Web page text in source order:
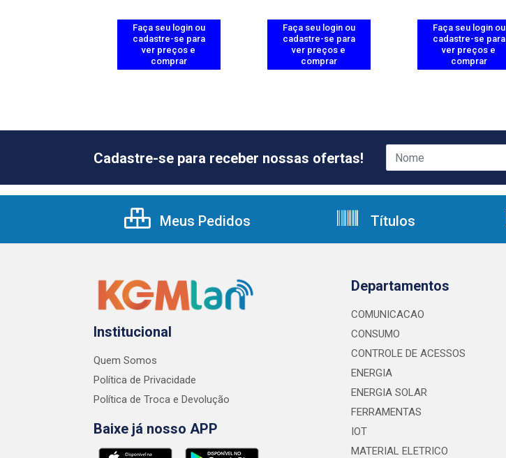
Faça seu login ou
cadastre-se para
ver preços e
comprar
Faça seu login ou
cadastre-se para
ver preços e
comprar
Faça seu login ou
cadastre-se para
ver preços e
comprar
Cadastre-se para receber nossas ofertas!
Meus Pedidos Títulos
Institucional
Quem Somos
Política de Privacidade
Política de Troca e Devolução
Baixe já nosso APP
Departamentos
COMUNICACAO
CONSUMO
CONTROLE DE ACESSOS
ENERGIA
ENERGIA SOLAR
FERRAMENTAS
IOT
MATERIAL ELETRICO